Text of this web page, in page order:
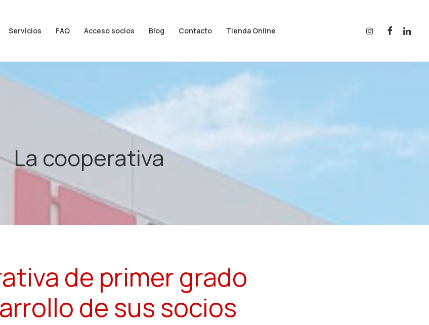
Servicios FAQ Acceso socios Blog Contacto Tienda Online
La cooperativa
de primer grado
de sus socios